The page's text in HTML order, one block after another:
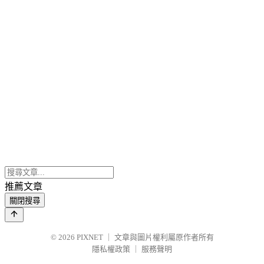
推薦文章
關閉搜尋
© 2026 PIXNET
文章與圖片權利屬原作者所有
隱私權政策
服務聲明